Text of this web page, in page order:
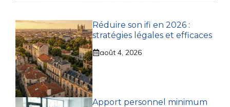
Réduire son ifi en 2026 :
stratégies légales et efficaces
août 4, 2026
Apport personnel minimum